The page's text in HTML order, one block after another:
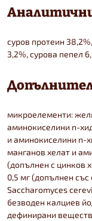
суров протеин
3,2%, сурова пепел
микроелементи:
аминокиселини n-
и аминокиселини n-
манганов хелат и
(допълнен с цинков
0,5 мг (допълнен
Saccharomyces
безводен калциев
дефинирани